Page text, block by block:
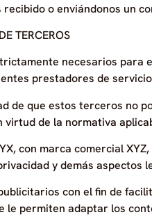
o enviándonos un
TERCEROS
necesarios para
prestadores de
de que estos terceros no
virtud de la normativa
con marca comercial
y demás aspectos
con el fin de
le permiten adaptar los